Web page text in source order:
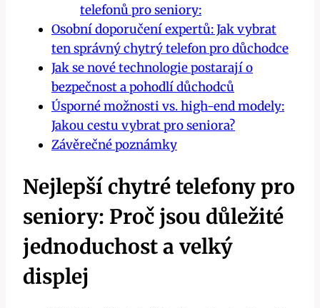
telefonů pro seniory:
Osobní doporučení expertů: Jak vybrat
ten správný chytrý telefon pro důchodce
Jak se nové technologie postarají o
bezpečnost a pohodlí důchodců
Úsporné možnosti vs. high-end modely:
Jakou cestu vybrat pro seniora?
Závěrečné poznámky
Nejlepší chytré telefony pro
seniory: Proč jsou důležité
jednoduchost a velký
displej